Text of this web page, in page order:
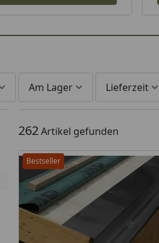
Am Lager Lieferzeit
262Artikel gefunden
Bestseller